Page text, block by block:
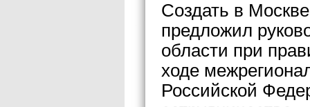
Создать в
предложил
области при
ходе
Российской